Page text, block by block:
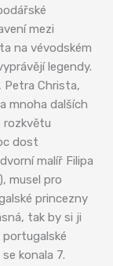
mezi
na vévodském
legendy.
Petra Christa,
mnoha dalších
rozkvětu
dost
malíř Filipa
musel pro
princezny
tak by si ji
portugalské
konala 7.